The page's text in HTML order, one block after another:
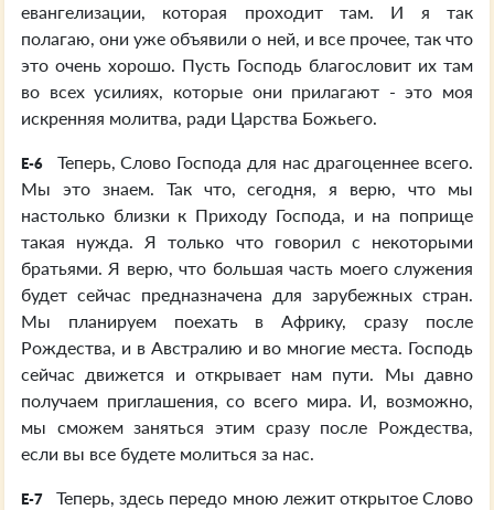
евангелизации, которая проходит там. И я так
полагаю, они уже объявили о ней, и все прочее, так что
это очень хорошо. Пусть Господь благословит их там
во всех усилиях, которые они прилагают - это моя
искренняя молитва, ради Царства Божьего.
E-6
Теперь, Слово Господа для нас драгоценнее всего.
Мы это знаем. Так что, сегодня, я верю, что мы
настолько близки к Приходу Господа, и на поприще
такая нужда. Я только что говорил с некоторыми
братьями. Я верю, что большая часть моего служения
будет сейчас предназначена для зарубежных стран.
Мы планируем поехать в Африку, сразу после
Рождества, и в Австралию и во многие места. Господь
сейчас движется и открывает нам пути. Мы давно
получаем приглашения, со всего мира. И, возможно,
мы сможем заняться этим сразу после Рождества,
если вы все будете молиться за нас.
E-7
Теперь, здесь передо мною лежит открытое Слово